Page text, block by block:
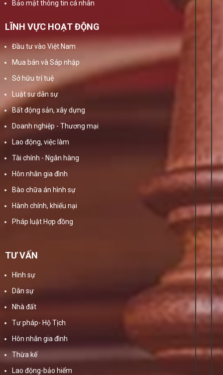
Bảo mật thông tin cá nhân
LĨNH VỰC HOẠT ĐỘNG
Đầu tư vào Việt Nam
Mua bán và Sáp nhập
Sở hữu trí tuệ
Luật sư dân sự
Bất động sản, xây dựng
Doanh nghiệp - Thương mại
Lao động, việc làm
Tài chính - Ngân hàng
Hôn nhân gia đình
Bào chữa án hình sự
Hành chính, khiếu nại
Pháp luật Hợp đồng
TƯ VẤN
Hình sự
Dân sự
Nhà đất
Tư pháp- Hộ Tịch
Hôn nhân gia đình
Thừa kế
Lao động-bảo hiểm